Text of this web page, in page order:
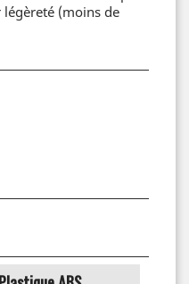
(moins de